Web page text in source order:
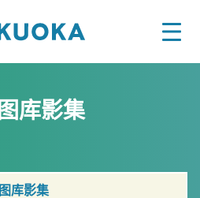
图库影集
图库影集